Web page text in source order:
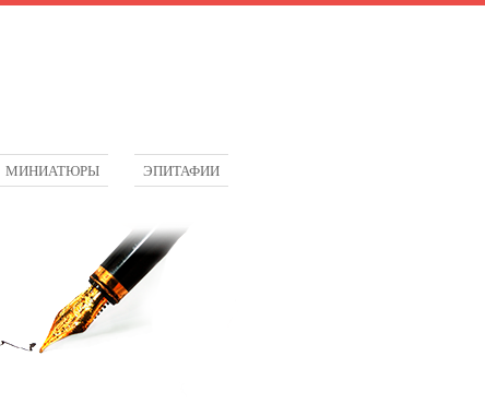
МИНИАТЮРЫ ЭПИТАФИИ